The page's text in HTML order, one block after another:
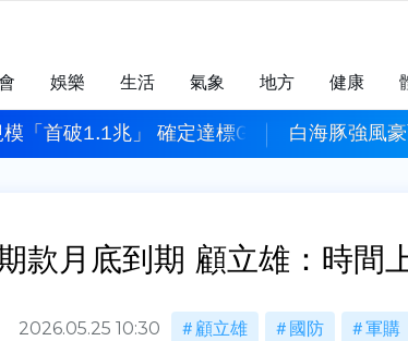
娛樂 生活 氣象 地方 健康
「首破1.1兆」 確定達標GDP 3%！白海豚強風
款月底到期 顧立雄：時間
2026.05.25 10:30 顧立雄 國防 軍購